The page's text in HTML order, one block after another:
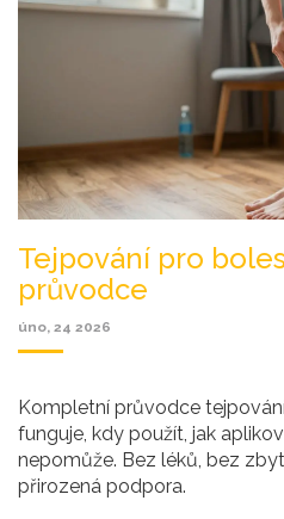
Tejpování pro
průvodce
úno, 24 2026
Kompletní průvodce
funguje, kdy použít, jak
nepomůže. Bez léků, bez
přirozená podpora.